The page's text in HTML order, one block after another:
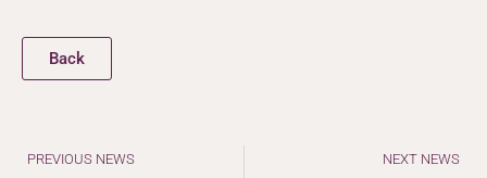
Back
Précédent
PREVIOUS NEWS NEXT NEWS